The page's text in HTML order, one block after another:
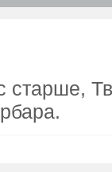
старше,